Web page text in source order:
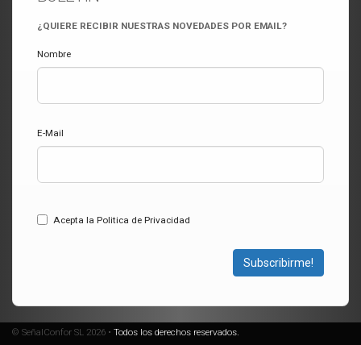
¿QUIERE RECIBIR NUESTRAS NOVEDADES POR EMAIL?
Nombre
E-Mail
Acepta la Politica de Privacidad
Subscribirme!
© SeñalConfor SL 2026 • Todos los derechos reservados.